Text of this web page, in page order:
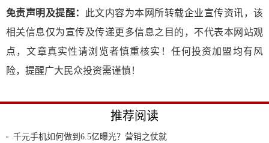
免责声明及提醒：
此文内容为本网所转载企业宣传资讯，该
相关信息仅为宣传及传递更多信息之目的，不代表本网站观
点，文章真实性请浏览者慎重核实！任何投资加盟均有风
险，提醒广大民众投资需谨慎！
推荐阅读
千元手机如何做到6.5亿曝光？营销之仗就